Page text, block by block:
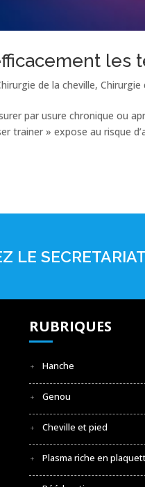
les
de la cheville,Chirurgie
par usure chronique ou
trainer » expose au risque
LE
RUBRIQUES
Hanche
Genou
Cheville et pied
Plasma riche en